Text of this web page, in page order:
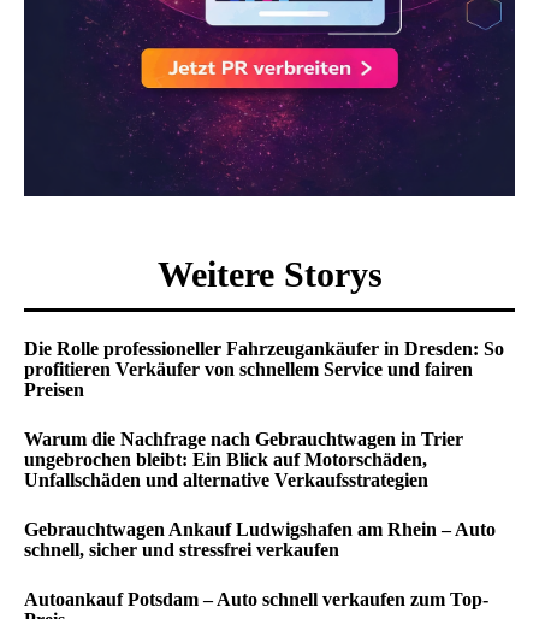
Weitere Storys
Die Rolle professioneller Fahrzeugankäufer in Dresden: So
profitieren Verkäufer von schnellem Service und fairen
Preisen
Warum die Nachfrage nach Gebrauchtwagen in Trier
ungebrochen bleibt: Ein Blick auf Motorschäden,
Unfallschäden und alternative Verkaufsstrategien
Gebrauchtwagen Ankauf Ludwigshafen am Rhein – Auto
schnell, sicher und stressfrei verkaufen
Autoankauf Potsdam – Auto schnell verkaufen zum Top-